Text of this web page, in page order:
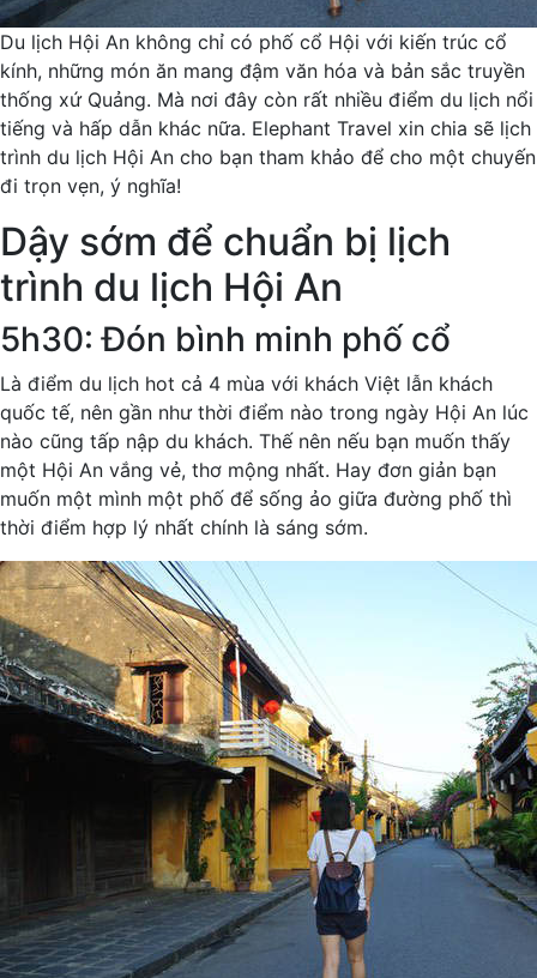
Du lịch Hội An không chỉ có phố cổ Hội với kiến trúc cổ
kính, những món ăn mang đậm văn hóa và bản sắc truyền
thống xứ Quảng. Mà nơi đây còn rất nhiều điểm du lịch nổi
tiếng và hấp dẫn khác nữa. Elephant Travel xin chia sẽ lịch
trình du lịch Hội An cho bạn tham khảo để cho một chuyến
đi trọn vẹn, ý nghĩa!
Dậy sớm để chuẩn bị lịch
trình du lịch Hội An
5h30: Đón bình minh phố cổ
Là điểm du lịch hot cả 4 mùa với khách Việt lẫn khách
quốc tế, nên gần như thời điểm nào trong ngày Hội An lúc
nào cũng tấp nập du khách. Thế nên nếu bạn muốn thấy
một Hội An vắng vẻ, thơ mộng nhất. Hay đơn giản bạn
muốn một mình một phố để sống ảo giữa đường phố thì
thời điểm hợp lý nhất chính là sáng sớm.